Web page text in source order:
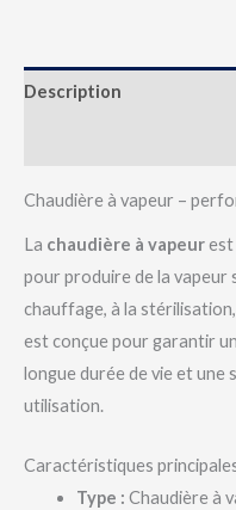
Description
Chaudière à vapeur –
La chaudière à vapeurest
pour produire de la vapeur
chauffage, à la
est conçue pour garantir
longue durée de vie et une
utilisation.
Caractéristiques
Type : Chaudière à